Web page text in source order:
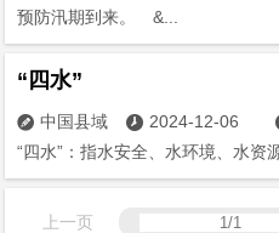
预防汛期到来。 &...
“四水”
 中国县域  2024-12-06
“四水”：指水安全、水环境、水资
上一页